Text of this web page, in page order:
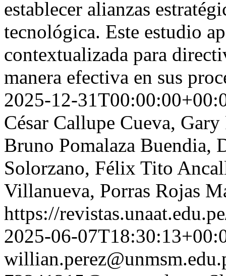
establecer alianzas
tecnológica. Este estudio
contextualizada para
manera efectiva en sus
2025-12-
César Callupe Cueva,
Bruno Pomalaza Buendia,
Solorzano, Félix Tito
Villanueva, Porras Rojas
https://
2025-06-